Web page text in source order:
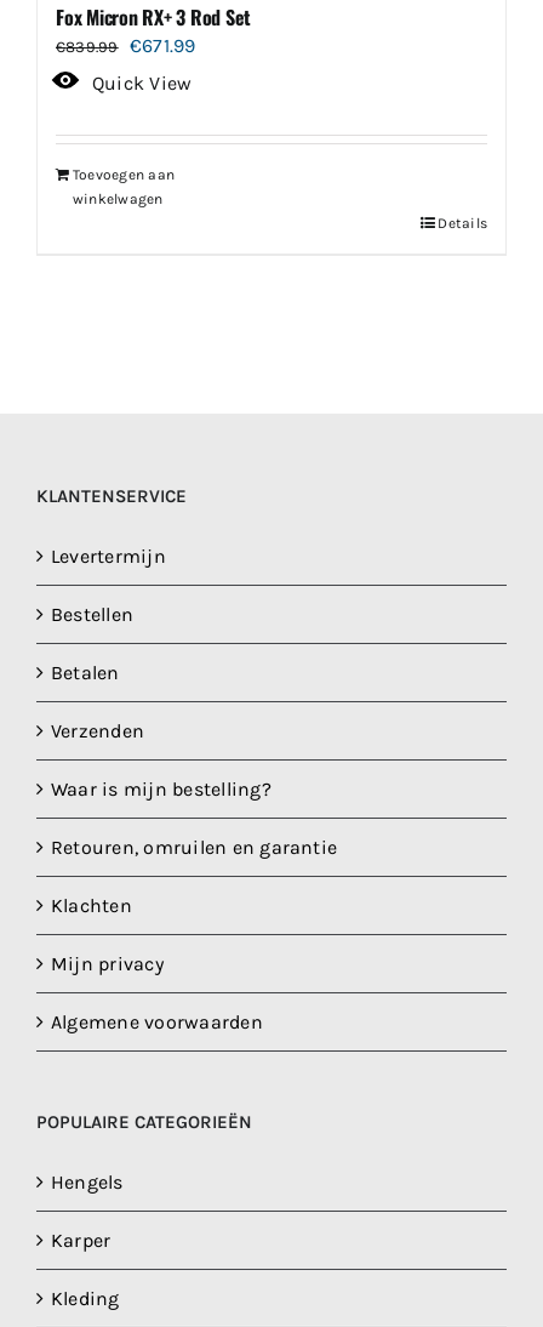
Fox Micron RX+ 3 Rod Set
€839.99
Oorspronkelijke
prijs
€839.99.
€671.99Huidige
€671.99.
Quick View
Toevoegen aan
winkelwagen
Details
KLANTENSERVICE
Levertermijn
Bestellen
Betalen
Verzenden
Waar is mijn bestelling?
Retouren, omruilen en garantie
Klachten
Mijn privacy
Algemene voorwaarden
POPULAIRE CATEGORIEËN
Hengels
Karper
Kleding